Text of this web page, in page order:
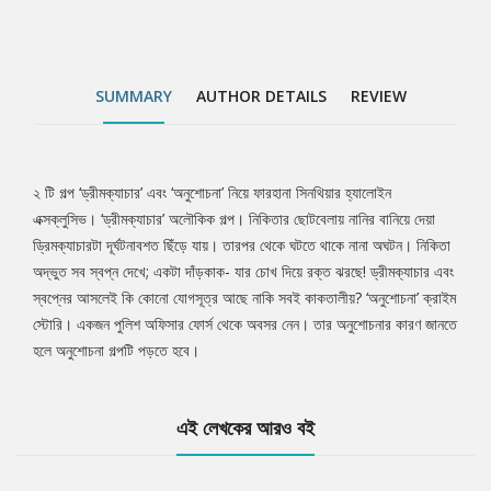
SUMMARY AUTHOR DETAILS REVIEW
Tab
Article
২ টি গল্প ‘ড্রীমক্যাচার’ এবং ‘অনুশোচনা’ নিয়ে ফারহানা সিনথিয়ার হ্যালোইন
এক্সক্লুসিভ। ‘ড্রীমক্যাচার’ অলৌকিক গল্প। নিকিতার ছোটবেলায় নানির বানিয়ে দেয়া
ড্রিমক্যাচারটা দূর্ঘটনাবশত ছিঁড়ে যায়। তারপর থেকে ঘটতে থাকে নানা অঘটন। নিকিতা
অদ্ভুত সব স্বপ্ন দেখে; একটা দাঁড়কাক- যার চোখ দিয়ে রক্ত ঝরছে! ড্রীমক্যাচার এবং
স্বপ্নের আসলেই কি কোনো যোগসূত্র আছে নাকি সবই কাকতালীয়? ‘অনুশোচনা’ ক্রাইম
স্টোরি। একজন পুলিশ অফিসার ফোর্স থেকে অবসর নেন। তার অনুশোচনার কারণ জানতে
হলে অনুশোচনা গল্পটি পড়তে হবে।
এই লেখকের আরও বই